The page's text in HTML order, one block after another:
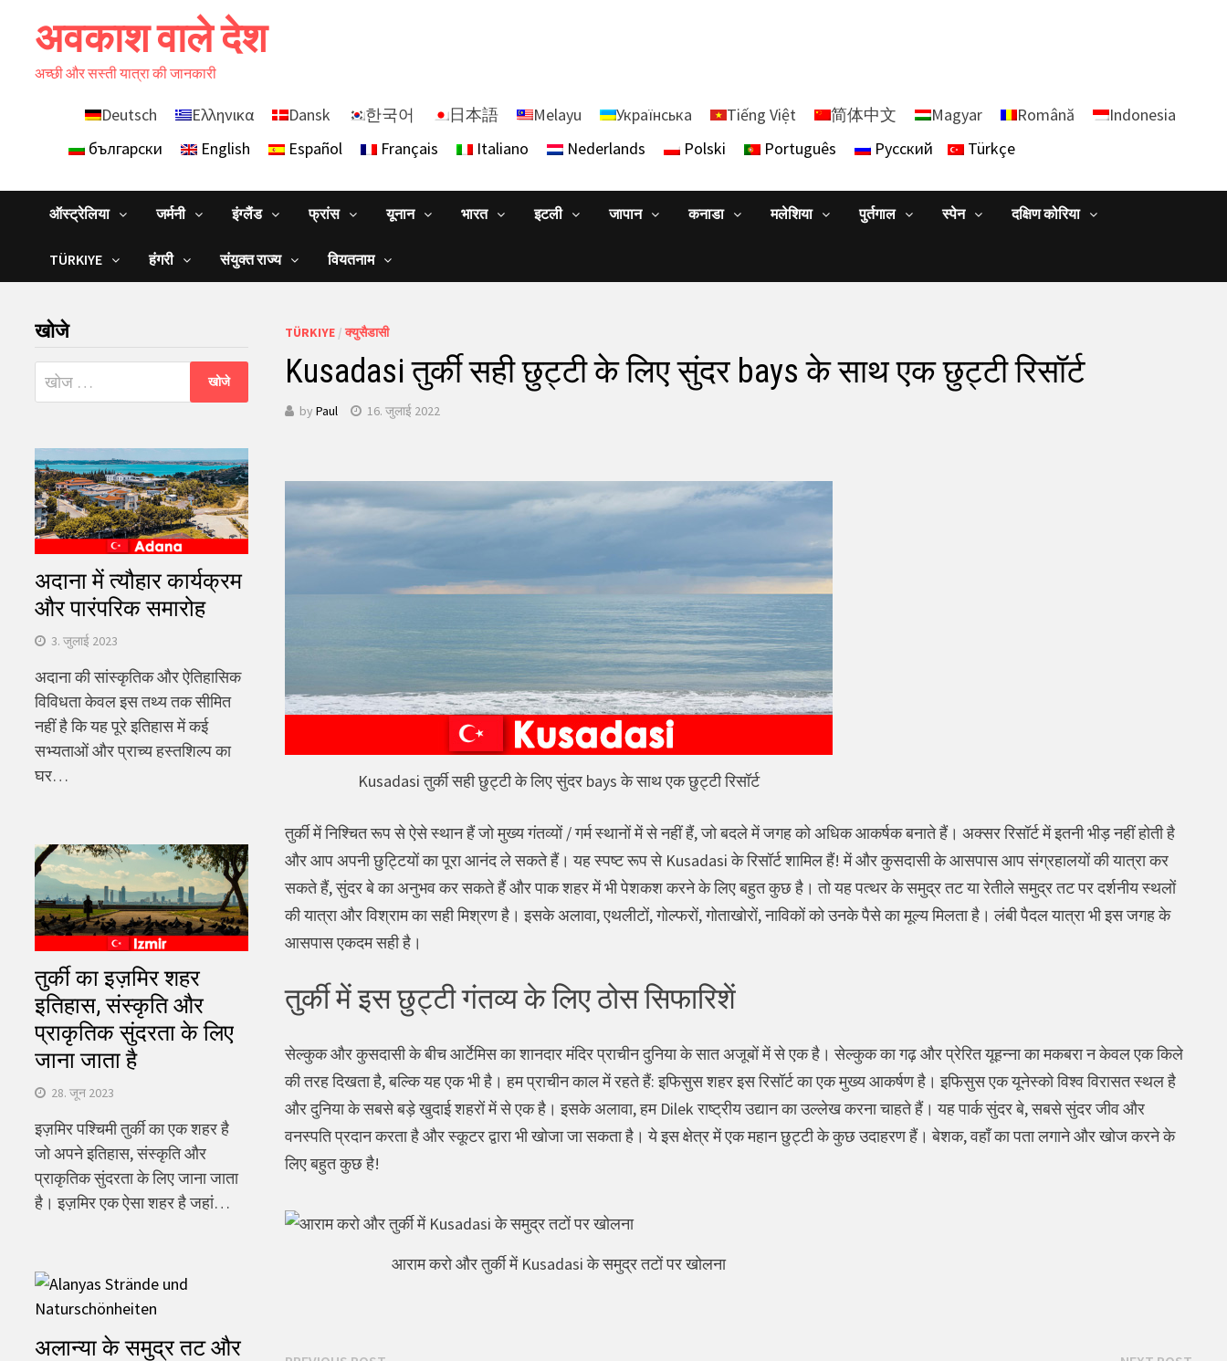
अवकाश वाले देश
अच्छी और सस्ती यात्रा की जानकारी
Deutsch Ελληνικα Dansk 한국어 日本語 Melayu Українська Tiếng Việt 简体中文 Magyar Română
Indonesia
български
English Español Français Italiano Nederlands Polski Português Русский Türkçe
ऑस्ट्रेलिया जर्मनी इंग्लैंड फ्रांस यूनान भारत इटली जापान कनाडा मलेशिया पुर्तगाल स्पेन दक्षिण कोरिया
TÜRKIYE हंगरी संयुक्त राज्य वियतनाम
TÜRKIYE/क्युसैडासी
Kusadasi तुर्की सही छुट्टी के लिए सुंदर bays के साथ एक छुट्टी रिसॉर्ट
by Paul 16. जुलाई 2022
Kusadasi तुर्की सही छुट्टी के लिए सुंदर bays के साथ एक छुट्टी रिसॉर्ट
तुर्की में निश्चित रूप से ऐसे स्थान हैं जो मुख्य गंतव्यों / गर्म स्थानों में से नहीं हैं, जो बदले में जगह को अधिक आकर्षक बनाते हैं। अक्सर रिसॉर्ट में इतनी भीड़ नहीं होती है
और आप अपनी छुट्टियों का पूरा आनंद ले सकते हैं। यह स्पष्ट रूप से Kusadasi के रिसॉर्ट शामिल हैं! में और कुसदासी के आसपास आप संग्रहालयों की यात्रा कर
सकते हैं, सुंदर बे का अनुभव कर सकते हैं और पाक शहर में भी पेशकश करने के लिए बहुत कुछ है। तो यह पत्थर के समुद्र तट या रेतीले समुद्र तट पर दर्शनीय स्थलों
की यात्रा और विश्राम का सही मिश्रण है। इसके अलावा, एथलीटों, गोल्फरों, गोताखोरों, नाविकों को उनके पैसे का मूल्य मिलता है। लंबी पैदल यात्रा भी इस जगह के
आसपास एकदम सही है।
तुर्की में इस छुट्टी गंतव्य के लिए ठोस सिफारिशें
सेल्कुक और कुसदासी के बीच आर्टेमिस का शानदार मंदिर प्राचीन दुनिया के सात अजूबों में से एक है। सेल्कुक का गढ़ और प्रेरित यूहन्ना का मकबरा न केवल एक किले
की तरह दिखता है, बल्कि यह एक भी है। हम प्राचीन काल में रहते हैं: इफिसुस शहर इस रिसॉर्ट का एक मुख्य आकर्षण है। इफिसुस एक यूनेस्को विश्व विरासत स्थल है
और दुनिया के सबसे बड़े खुदाई शहरों में से एक है। इसके अलावा, हम Dilek राष्ट्रीय उद्यान का उल्लेख करना चाहते हैं। यह पार्क सुंदर बे, सबसे सुंदर जीव और
वनस्पति प्रदान करता है और स्कूटर द्वारा भी खोजा जा सकता है। ये इस क्षेत्र में एक महान छुट्टी के कुछ उदाहरण हैं। बेशक, वहाँ का पता लगाने और खोज करने के
लिए बहुत कुछ है!
आराम करो और तुर्की में Kusadasi के समुद्र तटों पर खोलना
खोजे
निम्न
को
अदाना में त्यौहार कार्यक्रम
और पारंपरिक समारोह
3. जुलाई 2023
अदाना की सांस्कृतिक और ऐतिहासिक
विविधता केवल इस तथ्य तक सीमित
नहीं है कि यह पूरे इतिहास में कई
सभ्यताओं और प्राच्य हस्तशिल्प का
घर…
तुर्की का इज़मिर शहर
इतिहास, संस्कृति और
प्राकृतिक सुंदरता के लिए
जाना जाता है
28. जून 2023
इज़मिर पश्चिमी तुर्की का एक शहर है
जो अपने इतिहास, संस्कृति और
प्राकृतिक सुंदरता के लिए जाना जाता
है। इज़मिर एक ऐसा शहर है जहां…
अलान्या के समुद्र तट और